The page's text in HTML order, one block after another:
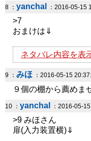
8 ： yanchal ：2016-05-15
>7
おまけは⇓
ネタバレ内容を表
9 ： みほ ：2016-05-15
９個の棚から薦めま
10 ： yanchal ：2016-05-
>9 みほさん
扉(入力装置横)⇓